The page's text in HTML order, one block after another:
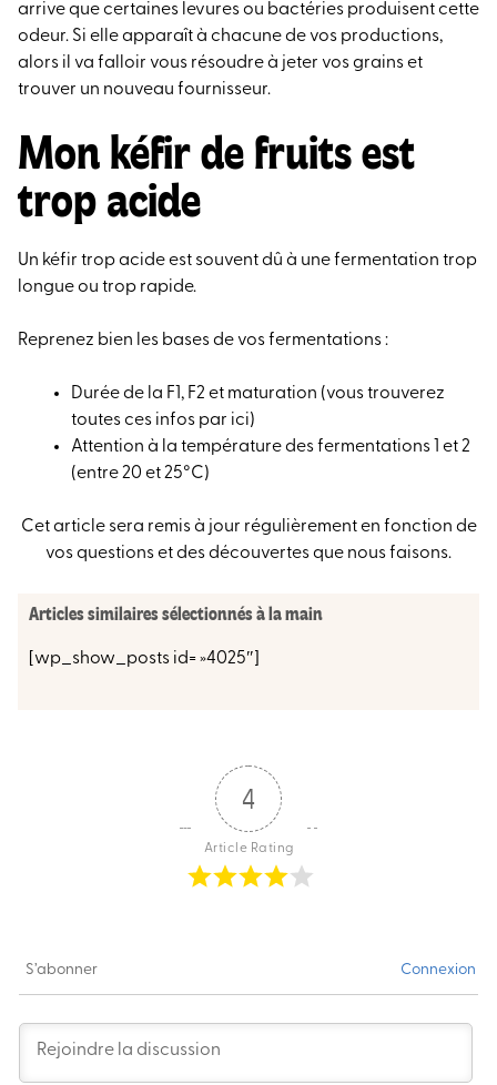
arrive que certaines levures ou bactéries produisent cette
odeur. Si elle apparaît à chacune de vos productions,
alors il va falloir vous résoudre à jeter vos grains et
trouver un nouveau fournisseur.
Mon kéfir de fruits est
trop acide
Un kéfir trop acide est souvent dû à une fermentation trop
longue ou trop rapide.
Reprenez bien les bases de vos fermentations :
Durée de la F1, F2 et maturation (vous trouverez
toutes ces infos par ici)
Attention à la température des fermentations 1 et 2
(entre 20 et 25°C)
Cet article sera remis à jour régulièrement en fonction de
vos questions et des découvertes que nous faisons.
Articles similaires sélectionnés à la main
[wp_show_posts id= »4025″]
4
Article Rating
S’abonner Connexion